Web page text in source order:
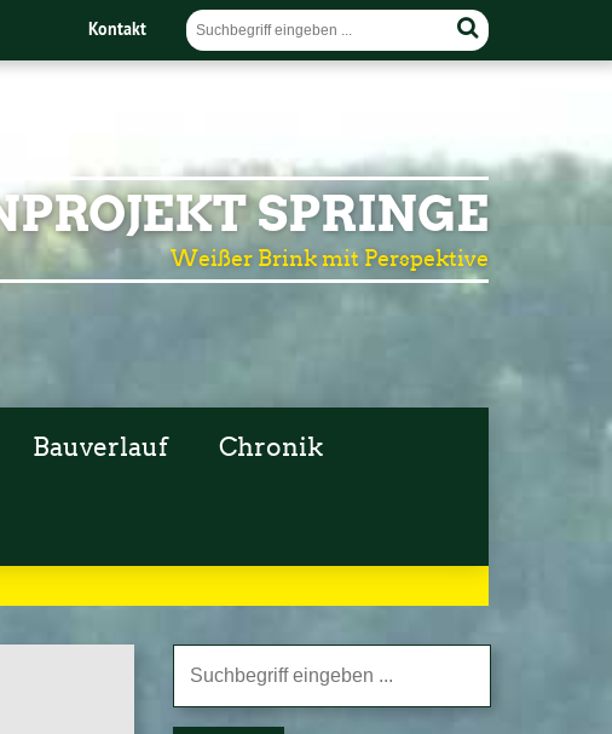
Kontakt
SPRINGE
Weißer Brink mit Perspektive
Bauverlauf Chronik